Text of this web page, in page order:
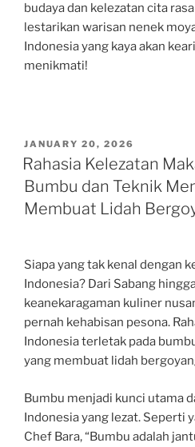
budaya dan kelezatan cita
lestarikan warisan nenek
Indonesia yang kaya akan
menikmati!
POSTED
ON
JANUARY 20, 2026
Rahasia Kelezatan
Bumbu dan Teknik
Membuat Lidah
Siapa yang tak kenal dengan
Indonesia? Dari Sabang
keanekaragaman kuliner
pernah kehabisan pesona.
Indonesia terletak pada
yang membuat lidah
Bumbu menjadi kunci utama
Indonesia yang lezat. Seperti
Chef Bara, “Bumbu adalah